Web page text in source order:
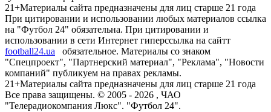
21+Материалы сайта предназначены для лиц старше 21 года
При цитировании и использовании любых материалов ссылка
на "Футбол 24" обязательна. При цитировании и
использовании в сети Интернет гиперссылка на сайтт
football24.ua
обязательное. Материалы со знаком
"Спецпроект", "Партнерский материал", "Реклама", "Новости
компаний" публикуем на правах рекламы.
21+Материалы сайта предназначены для лиц старше 21 года
Все права защищены. © 2005 - 2026 , ЧАО
"Телерадиокомпания Люкс". "Футбол 24".